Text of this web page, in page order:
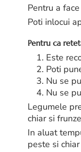
Pentru a face
Poti inlocui
Pentru ca
1. Este
2. Poti
3. Nu se
4. Nu se
Legumele
chiar si
In aluat
peste si